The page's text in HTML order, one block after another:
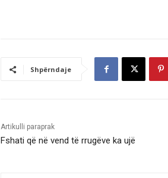
Shpërndaje
Artikulli paraprak
Fshati që në vend të rrugëve ka ujë